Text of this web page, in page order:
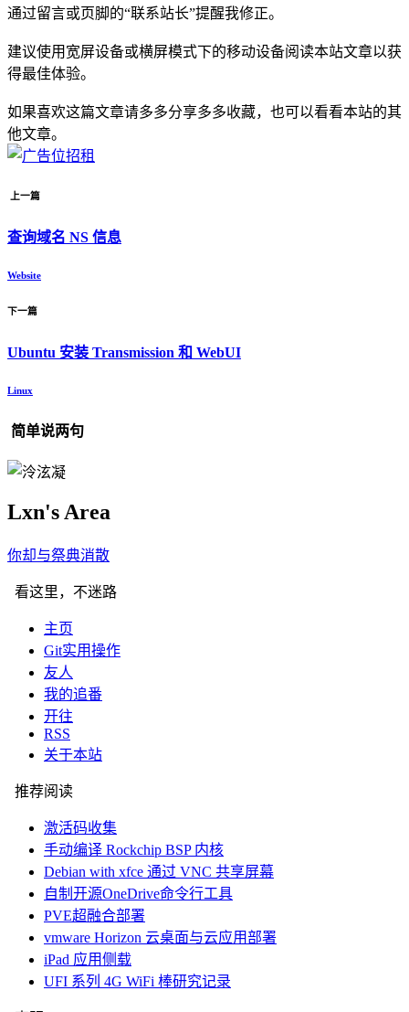
通过留言或页脚的“联系站长”提醒我修正。
建议使用宽屏设备或横屏模式下的移动设备阅读本站文章以获
得最佳体验。
如果喜欢这篇文章请多多分享多多收藏，也可以看看本站的其
他文章。
上一篇
查询域名 NS 信息
Website
下一篇
Ubuntu 安装 Transmission 和 WebUI
Linux
简单说两句
Lxn's Area
你却与祭典OP
看这里，不迷路
主页
Git实用操作
友人
我的追番
开往
RSS
关于本站
推荐阅读
激活码收集
手动编译 Rockchip BSP 内核
Debian with xfce 通过 VNC 共享屏幕
自制开源OneDrive命令行工具
PVE超融合部署
vmware Horizon 云桌面与云应用部署
iPad 应用侧载
UFI 系列 4G WiFi 棒研究记录